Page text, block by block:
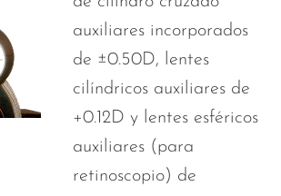
auxiliares incorporados
de ±0.50D, lentes
cilíndricos auxiliares de
+0.12D y lentes esféricos
auxiliares (para
retinoscopio) de